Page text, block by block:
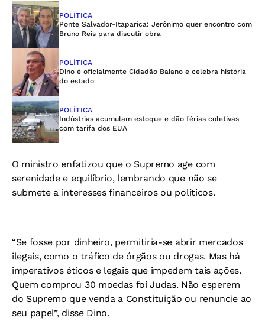
POLÍTICA
Ponte Salvador-Itaparica: Jerônimo quer encontro com
Bruno Reis para discutir obra
POLÍTICA
Dino é oficialmente Cidadão Baiano e celebra história
do estado
POLÍTICA
Indústrias acumulam estoque e dão férias coletivas
com tarifa dos EUA
O ministro enfatizou que o Supremo age com
serenidade e equilíbrio, lembrando que não se
submete a interesses financeiros ou políticos.
“Se fosse por dinheiro, permitiria-se abrir mercados
ilegais, como o tráfico de órgãos ou drogas. Mas há
imperativos éticos e legais que impedem tais ações.
Quem comprou 30 moedas foi Judas. Não esperem
do Supremo que venda a Constituição ou renuncie ao
seu papel”, disse Dino.